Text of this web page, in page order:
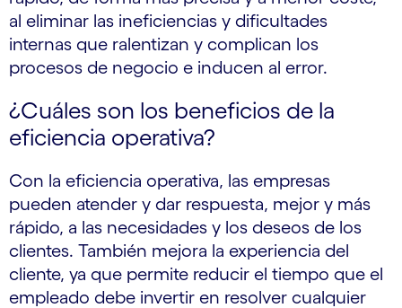
al eliminar las ineficiencias y dificultades
internas que ralentizan y complican los
procesos de negocio e inducen al error.
¿Cuáles son los beneficios de la
eficiencia operativa?
Con la eficiencia operativa, las empresas
pueden atender y dar respuesta, mejor y más
rápido, a las necesidades y los deseos de los
clientes. También mejora la experiencia del
cliente, ya que permite reducir el tiempo que el
empleado debe invertir en resolver cualquier